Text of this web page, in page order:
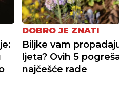
DOBRO JE ZNATI
Biljke vam
ljeta? Ovih 5
najčešće rade